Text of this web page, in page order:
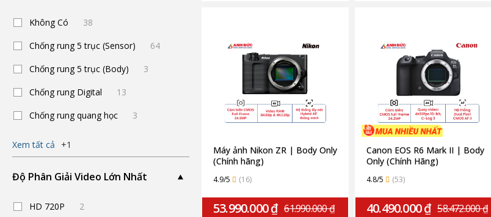
Không Có
38
Chống rung 5 trục (Sensor)
64
Chống rung 5 trục (Body)
3
Chống rung Digital
13
Chống rung quang học
3
Xem tất cả +1
Độ Phân Giải Video Lớn Nhất
HD 720P
2
Máy ảnh Nikon ZR | Body Only
(Chính hãng)
4.9/5 (16)
53.990.000 ₫ 61.990.000 ₫
Canon EOS R6 Mark II | Body
Only (Chính Hãng)
4.8/5 (53)
40.490.000 ₫ 58.472.000 ₫